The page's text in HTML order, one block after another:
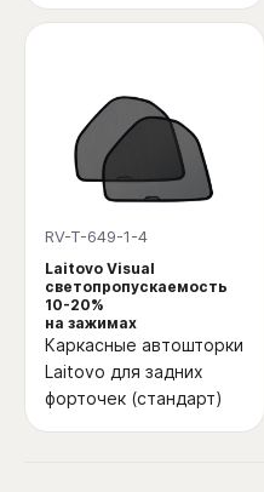
RV-T-649-1-4
Laitovo Visual
светопропускаемость
10-20%
на зажимах
Каркасные автошторки
Laitovo для задних
форточек (стандарт)